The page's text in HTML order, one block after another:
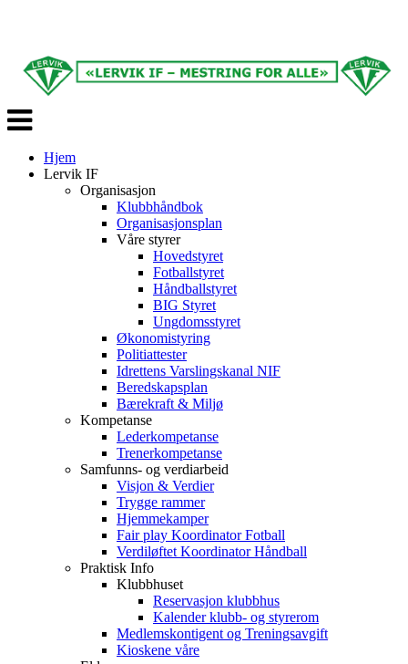
Veksle
navigasjon
Hjem
Lervik IF
Organisasjon
Klubbhåndbok
Organisasjonsplan
Våre styrer
Hovedstyret
Fotballstyret
Håndballstyret
BIG Styret
Ungdomsstyret
Økonomistyring
Politiattester
Idrettens Varslingskanal NIF
Beredskapsplan
Bærekraft & Miljø
Kompetanse
Lederkompetanse
Trenerkompetanse
Samfunns- og verdiarbeid
Visjon & Verdier
Trygge rammer
Hjemmekamper
Fair play Koordinator Fotball
Verdiløftet Koordinator Håndball
Praktisk Info
Klubbhuset
Reservasjon klubbhus
Kalender klubb- og styrerom
Medlemskontigent og Treningsavgift
Kioskene våre